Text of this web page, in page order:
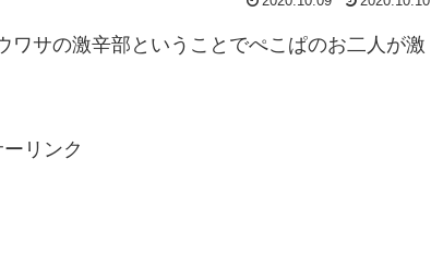
サの激辛部ということでぺこぱのお二人が激
リンク